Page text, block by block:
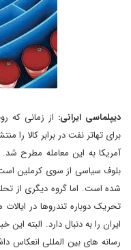
دیپلماسی ایرانی: از زمانی که
برای تهاتر نفت در برابر کالا را
آمریکا به این معامله مطرح
بلوف سیاسی از سوی کرملین است
شده است. اما گروه دیگری از
تحریک دوباره تندروها در
ایران را به دنبال دارد. البته
رسانه های بین المللی انعکاس